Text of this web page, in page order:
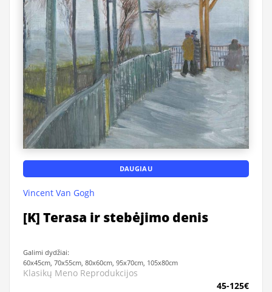
DAUGIAU
Vincent Van Gogh
[K] Terasa ir stebėjimo denis
Galimi dydžiai:
60x45cm, 70x55cm, 80x60cm, 95x70cm, 105x80cm
Klasikų Meno Reprodukcijos
45-125€